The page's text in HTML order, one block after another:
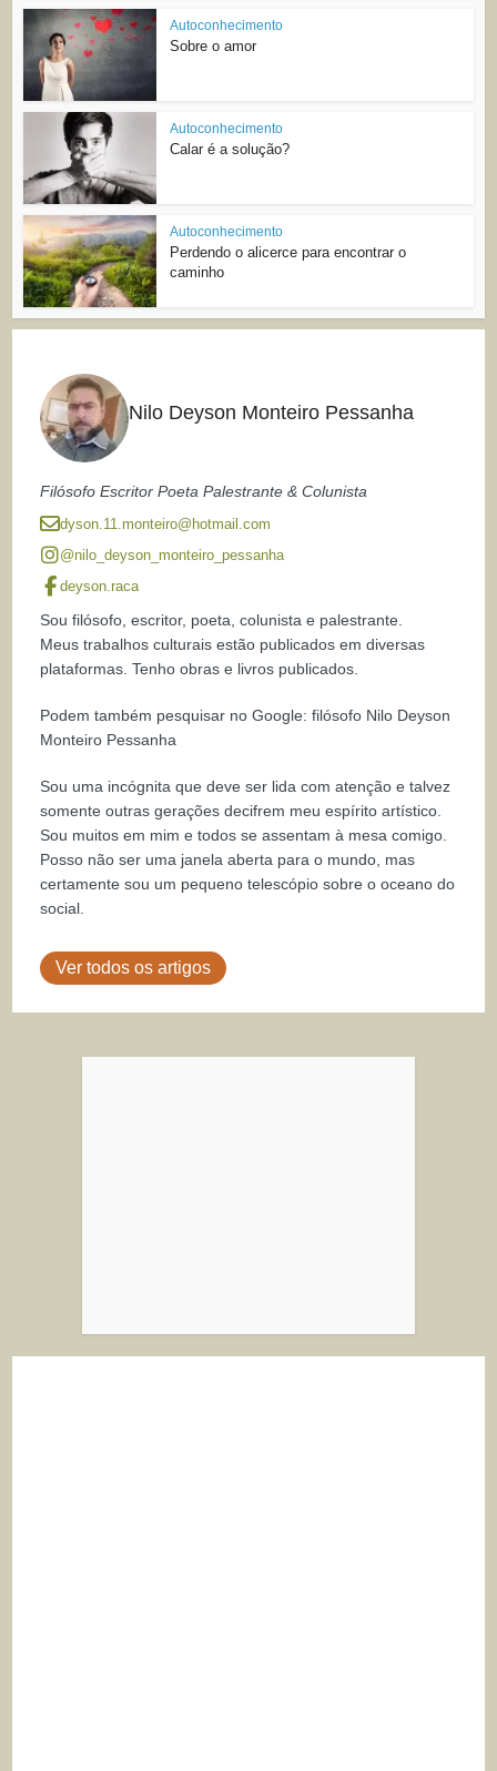
Autoconhecimento
Sobre o amor
Autoconhecimento
Calar é a solução?
Autoconhecimento
Perdendo o alicerce para encontrar o
caminho
Nilo Deyson Monteiro Pessanha
Filósofo Escritor Poeta Palestrante & Colunista
dyson.11.monteiro@hotmail.com
@nilo_deyson_monteiro_pessanha
deyson.raca
Sou filósofo, escritor, poeta, colunista e palestrante.
Meus trabalhos culturais estão publicados em diversas
plataformas. Tenho obras e livros publicados.
Podem também pesquisar no Google: filósofo Nilo Deyson
Monteiro Pessanha
Sou uma incógnita que deve ser lida com atenção e talvez
somente outras gerações decifrem meu espírito artístico.
Sou muitos em mim e todos se assentam à mesa comigo.
Posso não ser uma janela aberta para o mundo, mas
certamente sou um pequeno telescópio sobre o oceano do
social.
Ver todos os artigos